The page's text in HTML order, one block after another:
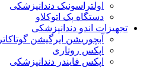
اولتراسونیک دندانپزشکی
دستگاه پک اتوکلاو
تجهیزات اندو دندانپزشکی
آبچوریشن ایرگیشن گوتاکاتر
اپکس روتاری
اپکس فایندر دندانپزشکی